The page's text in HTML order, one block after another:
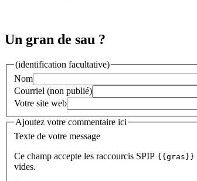
Un gran de sau ?
(identification facultative)
Nom
Courriel (non publié)
Votre site web
Ajoutez votre commentaire ici
Texte de votre message
Ce champ accepte les raccourcis SPIP {{gras}}
vides.